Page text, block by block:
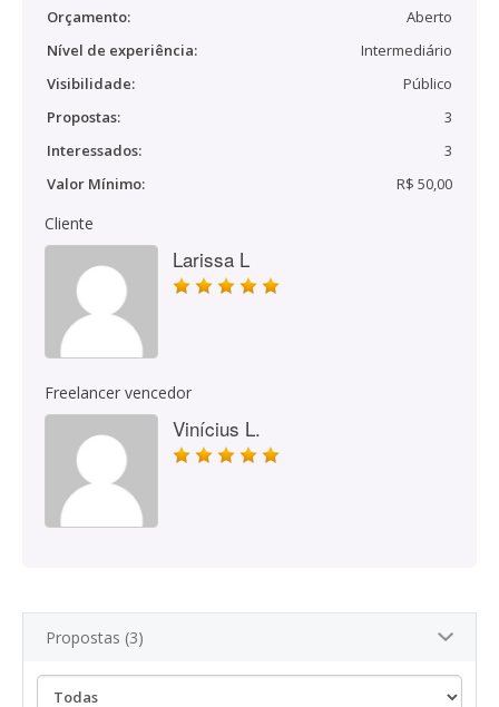
Orçamento:
Aberto
Nível de experiência:
Intermediário
Visibilidade:
Público
Propostas:
3
Interessados:
3
Valor Mínimo:
R$ 50,00
Cliente
Larissa L
Freelancer vencedor
Vinícius L.
Propostas (3)